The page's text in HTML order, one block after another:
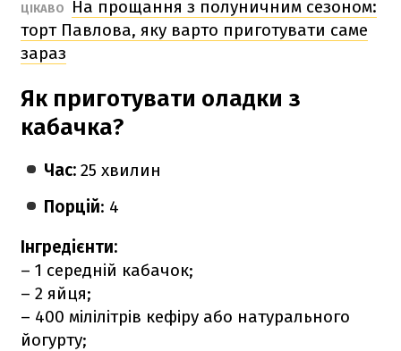
ЦІКАВО
На прощання з полуничним сезоном:
торт Павлова, яку варто приготувати саме
зараз
Як приготувати оладки з
кабачка?
Час: 25 хвилин
Порцій: 4
Інгредієнти:
– 1 середній кабачок;
– 2 яйця;
– 400 мілілітрів кефіру або натурального
йогурту;